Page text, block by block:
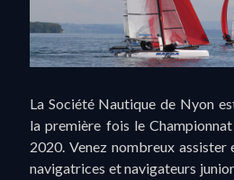
La Société Nautique de Nyon
la première fois le
2020. Venez nombreux assister
navigatrices et navigateurs